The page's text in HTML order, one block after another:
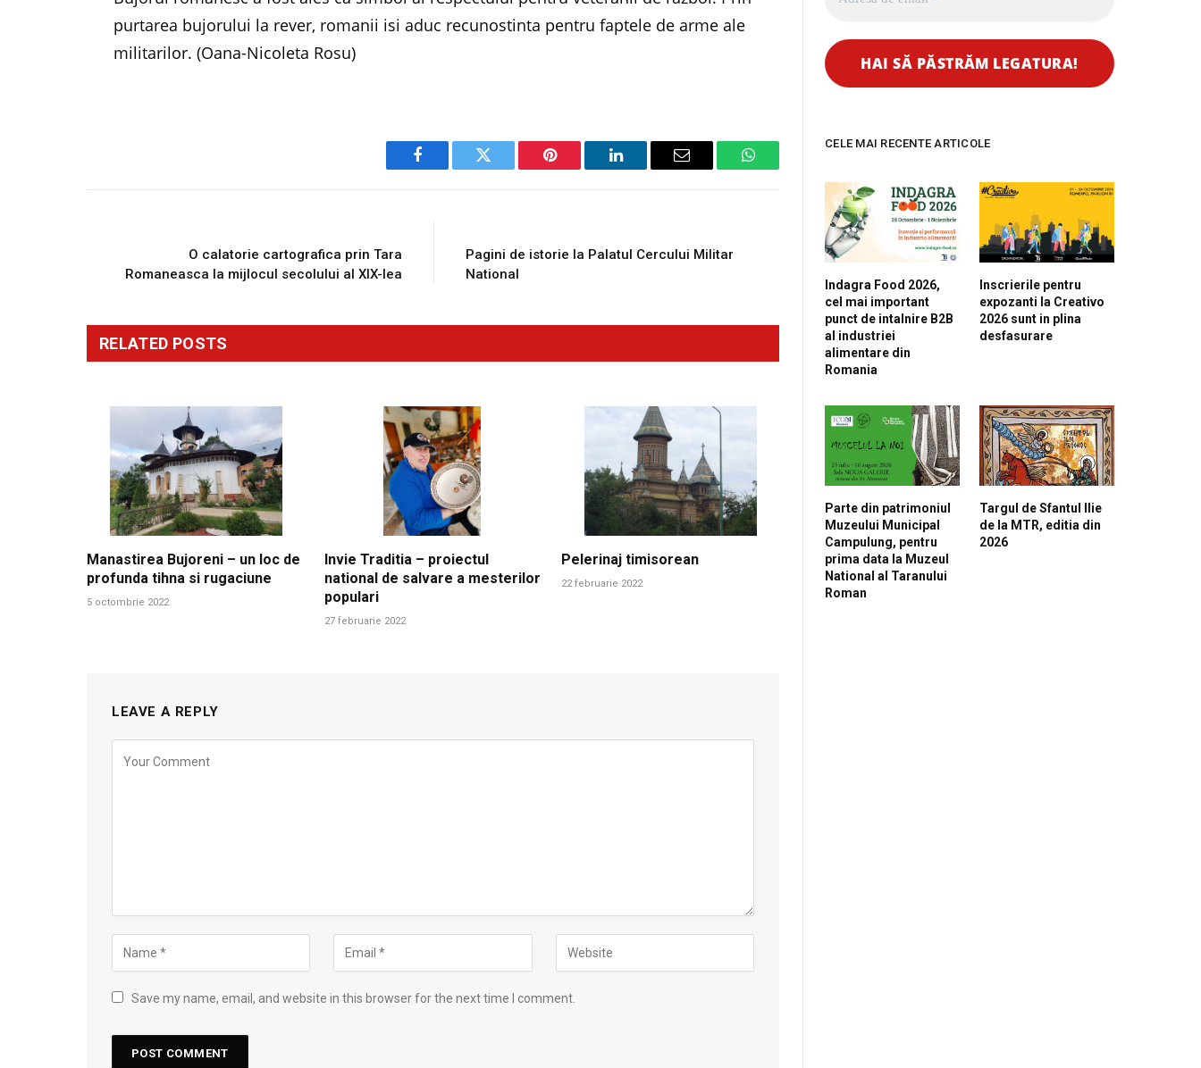
purtarea bujorului la rever, romanii isi aduc recunostinta pentru faptele de arme ale
militarilor. (Oana-Nicoleta Rosu)
Facebook Twitter Pinterest LinkedIn Email WhatsApp
O calatorie cartografica prin Tara
Romaneasca la mijlocul secolului al XIX-lea
Pagini de istorie la Palatul Cercului Militar
National
RELATED POSTS
Manastirea Bujoreni – un loc de
profunda tihna si rugaciune
5 octombrie 2022
Invie Traditia – proiectul
national de salvare a mesterilor
populari
27 februarie 2022
Pelerinaj timisorean
22 februarie 2022
LEAVE A REPLY
Save my name, email, and website in this browser for the next time I comment.
CELE MAI RECENTE ARTICOLE
Indagra Food 2026,
cel mai important
punct de intalnire B2B
al industriei
alimentare din
Romania
Inscrierile pentru
expozanti la Creativo
2026 sunt in plina
desfasurare
Parte din patrimoniul
Muzeului Municipal
Campulung, pentru
prima data la Muzeul
National al Taranului
Roman
Targul de Sfantul Ilie
de la MTR, editia din
2026